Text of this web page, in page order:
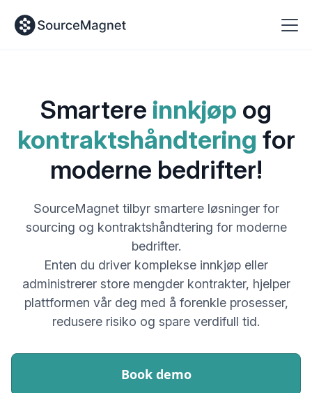
Smartere innkjøp og
kontraktshåndtering for
moderne bedrifter!
SourceMagnet tilbyr smartere løsninger for
sourcing og kontraktshåndtering for moderne
bedrifter.
Enten du driver komplekse innkjøp eller
administrerer store mengder kontrakter, hjelper
plattformen vår deg med å forenkle prosesser,
redusere risiko og spare verdifull tid.
Book demo